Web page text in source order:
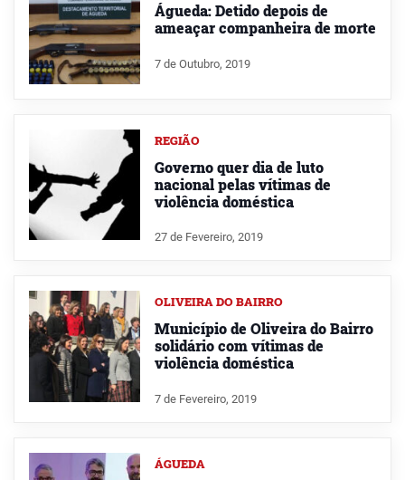
Águeda: Detido depois de
ameaçar companheira de morte
7 de Outubro, 2019
REGIÃO
Governo quer dia de luto
nacional pelas vítimas de
violência doméstica
27 de Fevereiro, 2019
OLIVEIRA DO BAIRRO
Município de Oliveira do Bairro
solidário com vítimas de
violência doméstica
7 de Fevereiro, 2019
ÁGUEDA